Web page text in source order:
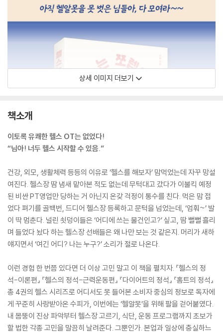
상세 이미지 더보기
책소개
이토록 유쾌한 헬스 OT는 없었다!
“님아! 너두 헬스 시작할 수 있음.”
건강, 외모, 생활체력 등등의 이유로 ‘헬스를 해보자’ 맘먹었는데 자꾸 망설
여진다. 헬스장 땀 냄새 맡아본 적도 없는데 무턱대고 갔다가 이불킥 예정
된 비싼 PT영업만 당하는 거 아닌지 온갖 걱정이 통수를 친다. 먹은 맘 접
었다 펴기를 골백번, 드디어 헬스장 등록하고 문턱을 넘었는데, ‘엄훠~’ 발
이 딱 멈춘다. 널린 쇳덩이들은 ‘어디에 쓰는 물건인고?’ 싶고, 땀 뻘뻘 흘리
며 들었다 놨다 하는 헬스장 선배들은 왜 나만 보는 것 같은지. 머리가 새하
얘지면서 ‘여긴 어디? 나는 누구?’ 소리가 절로 나온다.
이런 경험 한 번쯤 있다면 더 이상 고민 말고 이 책을 펼치자. 『헬스의 정
석-이론편』 『헬스의 정석-근력운동편』 『다이어트의 정석』 『홈트의 정석』
총 4권의 헬스 시리즈로 어디서도 못 들어본 소비자 중심의 정보로 독자에
게 꾸준히 사랑받아온 수피가, 이번에는 ‘헬알못’을 위해 팔을 걷어붙였다.
내 몸뚱이 진상 파악부터 헬스장 고르기, 식단, 운동 프로그램까지 초보가
할 법한 각종 고민을 말끔히 날려준다. 그뿐인가. 본업과 일상에 충실하느